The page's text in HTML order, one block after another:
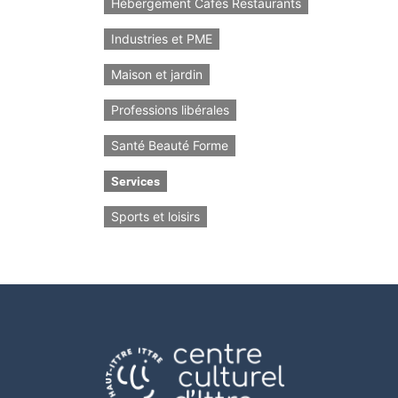
Hébergement Cafés Restaurants
Industries et PME
Maison et jardin
Professions libérales
Santé Beauté Forme
Services
Sports et loisirs